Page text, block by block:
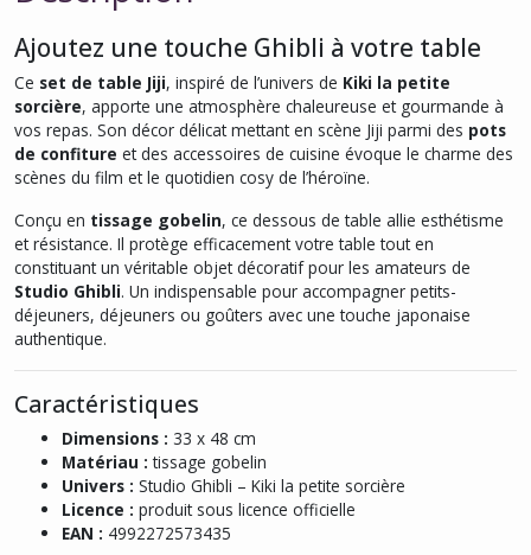
Ajoutez une touche Ghibli à votre table
Ce set de table Jiji, inspiré de l’univers de Kiki la petite
sorcière, apporte une atmosphère chaleureuse et gourmande à
vos repas. Son décor délicat mettant en scène Jiji parmi des pots
de confiture et des accessoires de cuisine évoque le charme des
scènes du film et le quotidien cosy de l’héroïne.
Conçu en tissage gobelin, ce dessous de table allie esthétisme
et résistance. Il protège efficacement votre table tout en
constituant un véritable objet décoratif pour les amateurs de
Studio Ghibli. Un indispensable pour accompagner petits-
déjeuners, déjeuners ou goûters avec une touche japonaise
authentique.
Caractéristiques
Dimensions : 33 x 48 cm
Matériau : tissage gobelin
Univers : Studio Ghibli – Kiki la petite sorcière
Licence : produit sous licence officielle
EAN : 4992272573435